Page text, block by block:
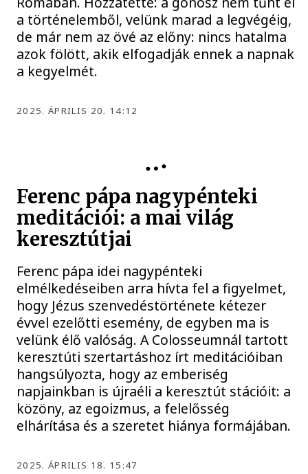
a történelemből, velünk marad a legvégéig,
de már nem az övé az előny: nincs hatalma
azok fölött, akik elfogadják ennek a napnak
a kegyelmét.
2025. ÁPRILIS 20. 14:12
Ferenc pápa nagypénteki
meditációi: a mai világ
keresztútjai
Ferenc pápa idei nagypénteki
elmélkedéseiben arra hívta fel a figyelmet,
hogy Jézus szenvedéstörténete kétezer
évvel ezelőtti esemény, de egyben ma is
velünk élő valóság. A Colosseumnál tartott
keresztúti szertartáshoz írt meditációiban
hangsúlyozta, hogy az emberiség
napjainkban is újraéli a keresztút stációit: a
közöny, az egoizmus, a felelősség
elhárítása és a szeretet hiánya formájában.
2025. ÁPRILIS 18. 15:47